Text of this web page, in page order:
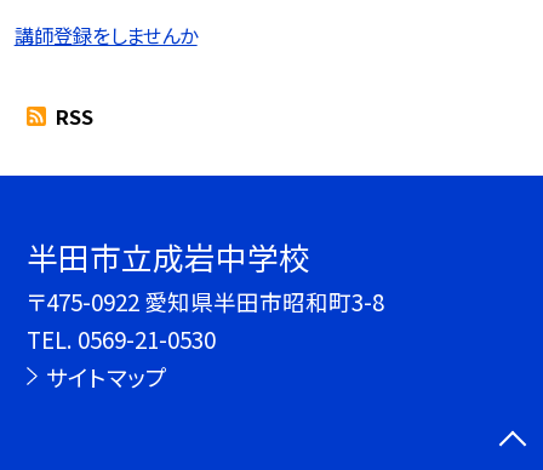
講師登録をしませんか
RSS
半田市立成岩中学校
〒475-0922 愛知県半田市昭和町3-8
TEL. 0569-21-0530
サイトマップ